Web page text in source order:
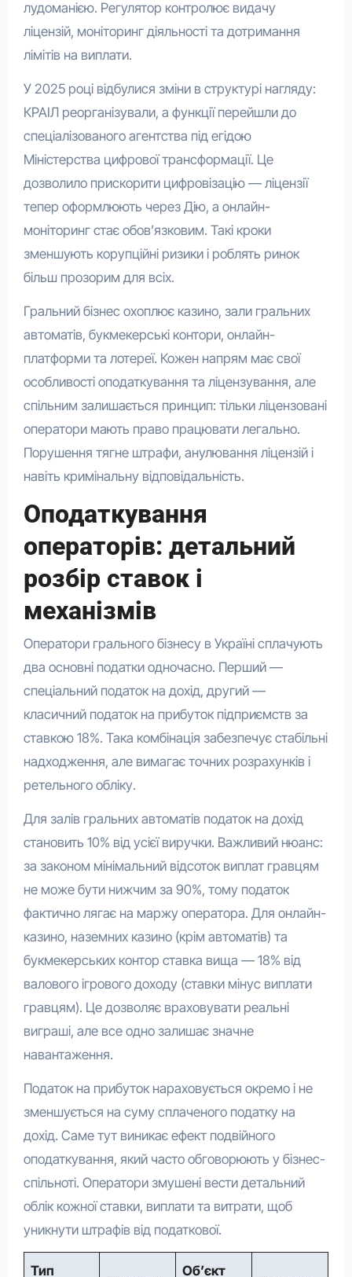
лудоманією. Регулятор контролює видачу
ліцензій, моніторинг діяльності та дотримання
лімітів на виплати.
У 2025 році відбулися зміни в структурі нагляду:
КРАІЛ реорганізували, а функції перейшли до
спеціалізованого агентства під егідою
Міністерства цифрової трансформації. Це
дозволило прискорити цифровізацію — ліцензії
тепер оформлюють через Дію, а онлайн-
моніторинг стає обов’язковим. Такі кроки
зменшують корупційні ризики і роблять ринок
більш прозорим для всіх.
Гральний бізнес охоплює казино, зали гральних
автоматів, букмекерські контори, онлайн-
платформи та лотереї. Кожен напрям має свої
особливості оподаткування та ліцензування, але
спільним залишається принцип: тільки ліцензовані
оператори мають право працювати легально.
Порушення тягне штрафи, анулювання ліцензій і
навіть кримінальну відповідальність.
Оподаткування
операторів: детальний
розбір ставок і
механізмів
Оператори грального бізнесу в Україні сплачують
два основні податки одночасно. Перший —
спеціальний податок на дохід, другий —
класичний податок на прибуток підприємств за
ставкою 18%. Така комбінація забезпечує стабільні
надходження, але вимагає точних розрахунків і
ретельного обліку.
Для залів гральних автоматів податок на дохід
становить 10% від усієї виручки. Важливий нюанс:
за законом мінімальний відсоток виплат гравцям
не може бути нижчим за 90%, тому податок
фактично лягає на маржу оператора. Для онлайн-
казино, наземних казино (крім автоматів) та
букмекерських контор ставка вища — 18% від
валового ігрового доходу (ставки мінус виплати
гравцям). Це дозволяє враховувати реальні
виграші, але все одно залишає значне
навантаження.
Податок на прибуток нараховується окремо і не
зменшується на суму сплаченого податку на
дохід. Саме тут виникає ефект подвійного
оподаткування, який часто обговорюють у бізнес-
спільноті. Оператори змушені вести детальний
облік кожної ставки, виплати та витрати, щоб
уникнути штрафів від податкової.
Тип
Об’єкт